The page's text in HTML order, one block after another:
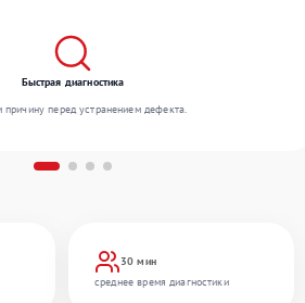
30 мин
среднее время диагностики
Быстрая диагностика
перед устранением дефекта.